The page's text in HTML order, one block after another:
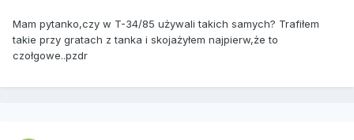
Mam pytanko,czy w T-34/85 używali takich samych? Trafiłem
takie przy gratach z tanka i skojażyłem najpierw,że to
czołgowe..pzdr